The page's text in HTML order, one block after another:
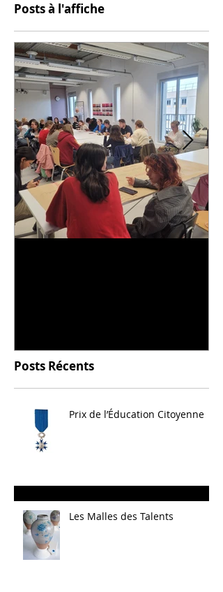
Posts à l'affiche
Posts Récents
Prix de l’Éducation Citoyenne
Les Malles des Talents